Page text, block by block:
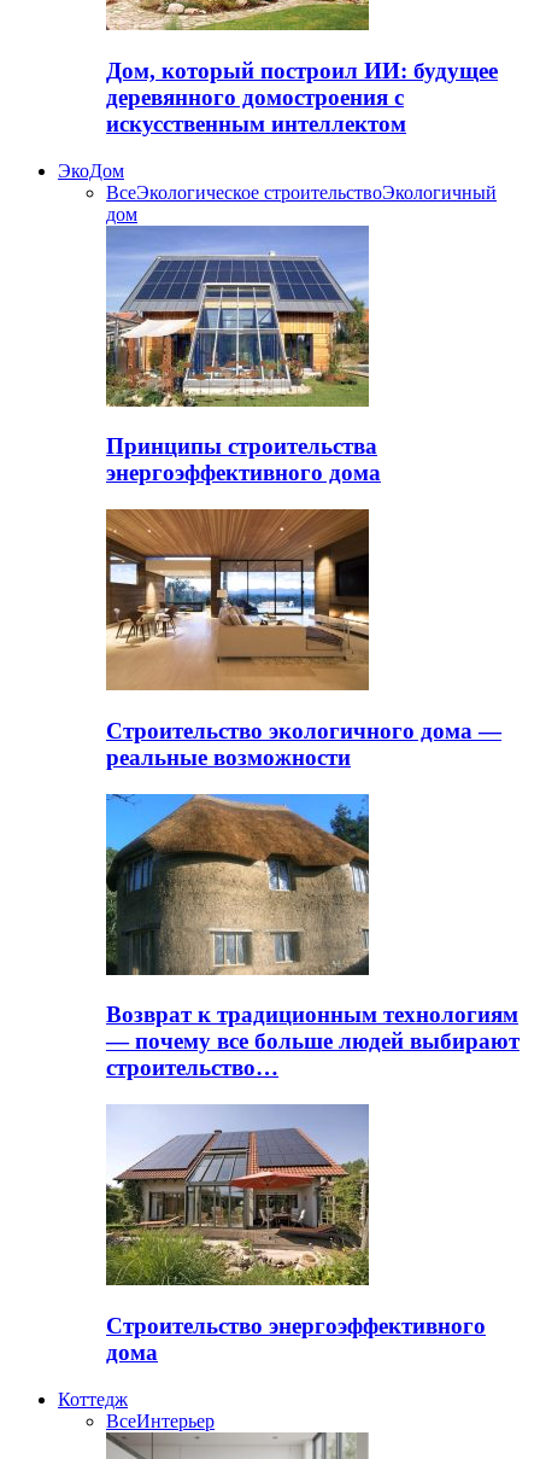
Дом, который построил ИИ: будущее
деревянного домостроения с
искусственным интеллектом
ЭкоДом
ВсеЭкологическое строительствоЭкологичный
дом
Принципы строительства
энергоэффективного дома
Строительство экологичного дома —
реальные возможности
Возврат к традиционным технологиям
— почему все больше людей выбирают
строительство…
Строительство энергоэффективного
дома
Коттедж
ВсеИнтерьер